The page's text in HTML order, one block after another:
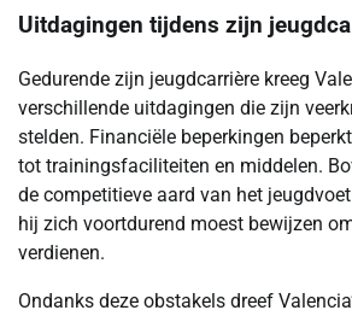
Uitdagingen tijdens zijn
Gedurende zijn jeugdcarrière kreeg
verschillende uitdagingen die zijn
stelden. Financiële beperkingen
tot trainingsfaciliteiten en middelen.
de competitieve aard van het
hij zich voortdurend moest bewijzen
verdienen.
Ondanks deze obstakels dreef